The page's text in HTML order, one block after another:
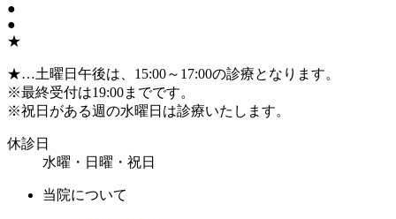
●
●
★
★…土曜日午後は、15:00～17:00の診療となります。
※最終受付は19:00までです。
※祝日がある週の水曜日は診療いたします。
休診日
水曜・日曜・祝日
当院について